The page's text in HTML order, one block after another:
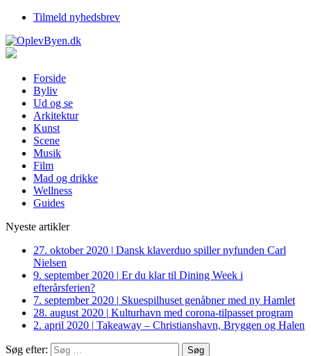
Tilmeld nyhedsbrev
Forside
Byliv
Ud og se
Arkitektur
Kunst
Scene
Musik
Film
Mad og drikke
Wellness
Guides
Nyeste artikler
27. oktober 2020 | Dansk klaverduo spiller nyfunden Carl
Nielsen
9. september 2020 | Er du klar til Dining Week i
efterårsferien?
7. september 2020 | Skuespilhuset genåbner med ny Hamlet
28. august 2020 | Kulturhavn med corona-tilpasset program
2. april 2020 | Takeaway – Christianshavn, Bryggen og Halen
Søg efter: